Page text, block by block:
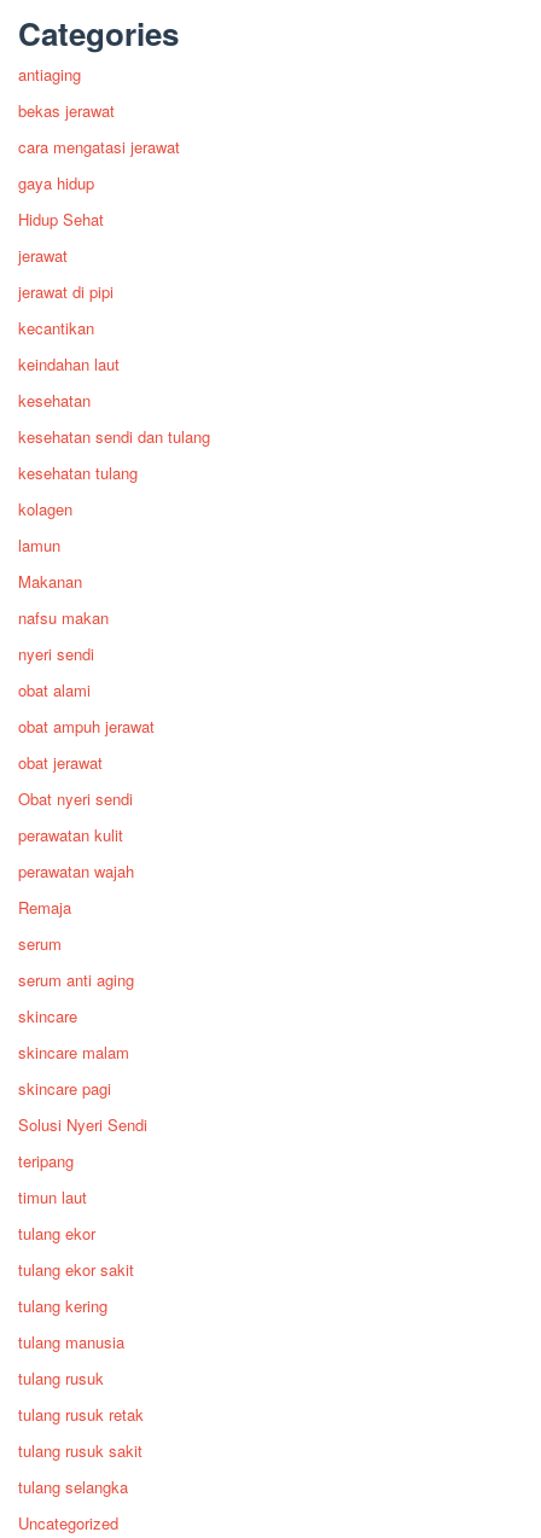
Categories
antiaging
bekas jerawat
cara mengatasi jerawat
gaya hidup
Hidup Sehat
jerawat
jerawat di pipi
kecantikan
keindahan laut
kesehatan
kesehatan sendi dan tulang
kesehatan tulang
kolagen
lamun
Makanan
nafsu makan
nyeri sendi
obat alami
obat ampuh jerawat
obat jerawat
Obat nyeri sendi
perawatan kulit
perawatan wajah
Remaja
serum
serum anti aging
skincare
skincare malam
skincare pagi
Solusi Nyeri Sendi
teripang
timun laut
tulang ekor
tulang ekor sakit
tulang kering
tulang manusia
tulang rusuk
tulang rusuk retak
tulang rusuk sakit
tulang selangka
Uncategorized